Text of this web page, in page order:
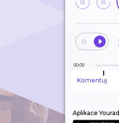
00:00
Komentuj
Aplikace